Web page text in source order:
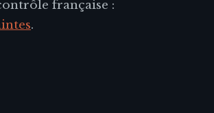
française :
.